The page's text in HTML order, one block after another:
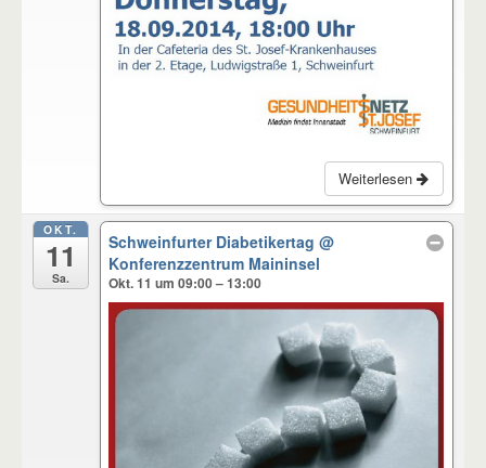
Weiterlesen
OKT.
11
Sa.
Schweinfurter Diabetikertag@
Konferenzzentrum Maininsel
Okt. 11 um 09:00 – 13:00